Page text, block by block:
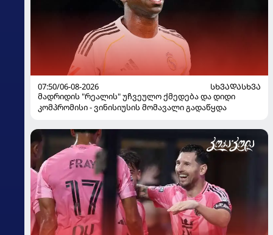
07:50/06-08-2026
ᲡᲮᲕᲐᲓᲐᲡᲮᲕᲐ
მადრიდის "რეალის" უჩვეულო ქმედება და დიდი
კომპრომისი - ვინისიუსის მომავალი გადაწყდა